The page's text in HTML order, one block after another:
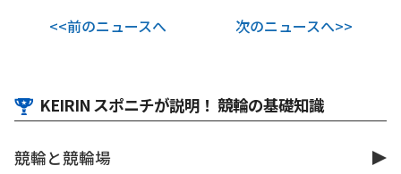
<<前のニュースへ 次のニュースへ>>
KEIRIN スポニチが説明！ 競輪の基礎知識
競輪と競輪場